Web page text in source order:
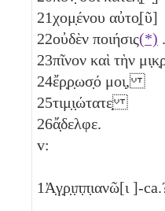
21χομ̣ένου
22οὐδὲν ποιήσις(*)
23πῖνον καὶ τὴν
24ἔρ̣ρ̣ωσ̣ό μοι̣,
25τιμ̣ι̣ώτατε̣
26ἄ̣δελφε.
v:
1Ἀ̣γ̣ρ̣ι̣π̣π̣ιανῶ[ι ]-